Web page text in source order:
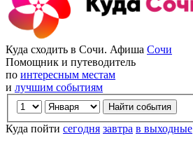
Куда сходить в Сочи. Афиша Сочи
Помощник и путеводитель
по интересным местам
и лучшим событиям
Куда пойти сегодня завтра в выходные